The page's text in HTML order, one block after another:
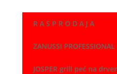
R A S P R O D A J A
ZANUSSI PROFESSIONAL
JOSPER grill peć na